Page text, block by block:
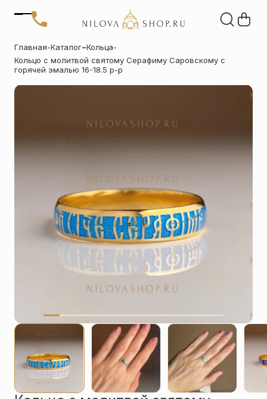
+7 (909) 266-60-48
+7 (906) 655-37-20
Автомобильные
Браслеты
Кольца
Настольные
иконы
Нательные
иконы
Образки
именные
Подвески
Статуэтки
святых
Цепи
Чётки
Шнурки на
шею
Другое
Акции
Отзывы
Главная-Каталог-Кольца-
Кольцо с молитвой святому Серафиму Саровскому с
горячей эмалью 16-18.5 р-р